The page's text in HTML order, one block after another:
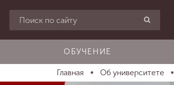
ОБУЧЕНИЕ
Главная Об университете